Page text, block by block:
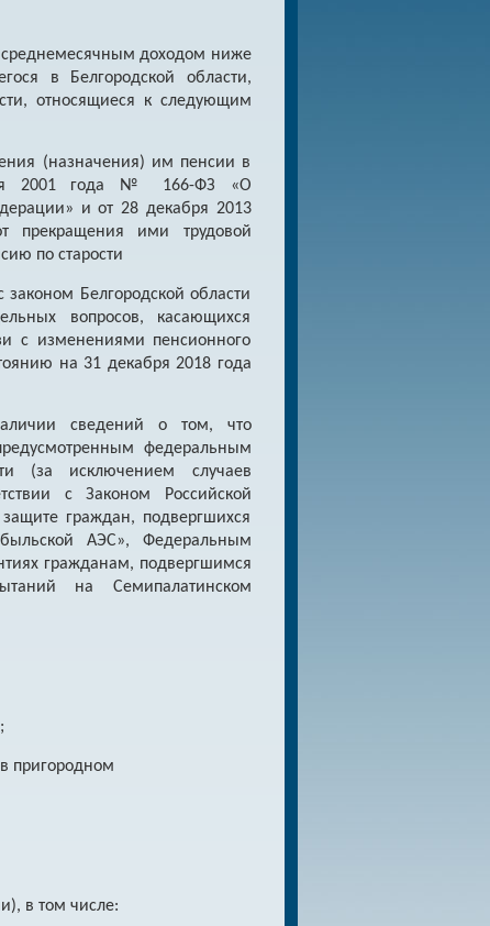
среднемесячным доходом ниже
в Белгородской области,
относящиеся к следующим
(назначения) им пенсии в
2001 года № 166-ФЗ «О
и от 28 декабря 2013
ими трудовой
по старости
Белгородской области
вопросов, касающихся
с изменениями пенсионного
на 31 декабря 2018 года
сведений о том, что
федеральным
(за исключением случаев
с Законом Российской
граждан, подвергшихся
АЭС», Федеральным
гражданам, подвергшимся
на Семипалатинском
пригородном
в том числе: